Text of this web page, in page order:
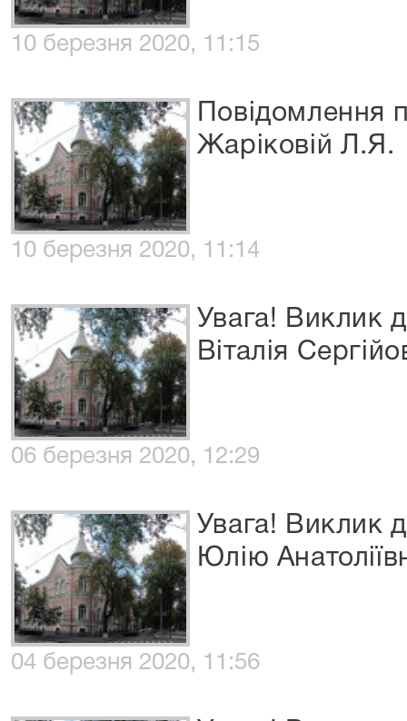
10 березня 2020, 11:15
Повідомлення
Жаріковій Л.Я.
10 березня 2020, 11:14
Увага! Виклик
Віталія
06 березня 2020, 12:29
Увага! Виклик
Юлію
04 березня 2020, 11:56